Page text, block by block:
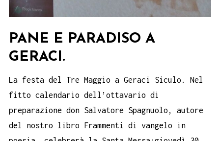
PANE E PARADISO A
GERACI.
La festa del Tre Maggio a Geraci Siculo. Nel
fitto calendario dell’ottavario di
preparazione don Salvatore Spagnuolo, autore
del nostro libro Frammenti di vangelo in